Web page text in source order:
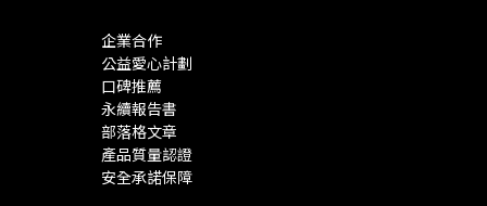
企業合作
公益愛心計劃
口碑推薦
永續報告書
部落格文章
產品質量認證
安全承諾保障